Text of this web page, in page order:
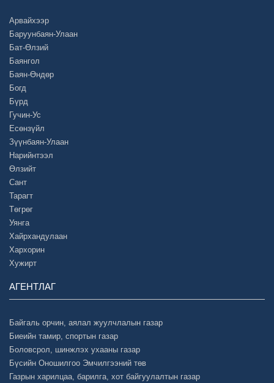
Арвайхээр
Баруунбаян-Улаан
Бат-Өлзий
Баянгол
Баян-Өндөр
Богд
Бүрд
Гучин-Ус
Есөнзүйл
Зүүнбаян-Улаан
Нарийнтээл
Өлзийт
Сант
Тарагт
Төгрөг
Уянга
Хайрхандулаан
Хархорин
Хужирт
АГЕНТЛАГ
Байгаль орчин, аялал жуулчлалын газар
Биеийн тамир, спортын газар
Боловсрол, шинжлэх ухааны газар
Бүсийн Оношилгоо Эмчилгээний төв
Газрын харилцаа, барилга, хот байгуулалтын газар